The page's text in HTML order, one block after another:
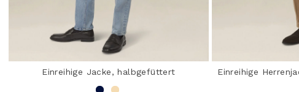
Einreihige Jacke, halbgefüttert
Einreihige